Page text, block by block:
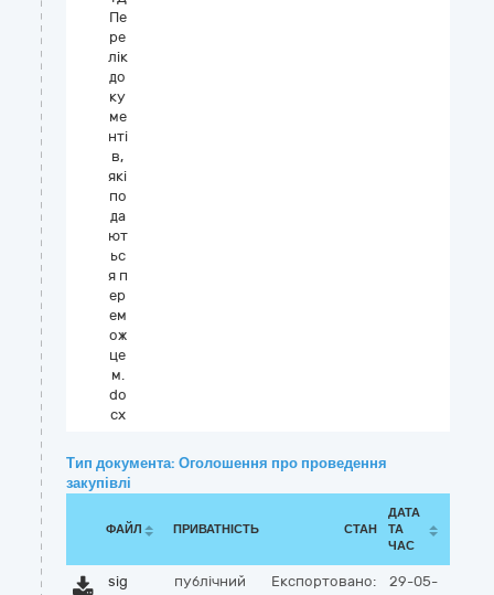
Пе
ре
лік
до
ку
ме
нті
в,
які
по
да
ют
ьс
я п
ер
ем
ож
це
м.
do
cx
Тип документа: Оголошення про проведення
закупівлі
ФАЙЛ ПРИВАТНІСТЬ СТАН
ДАТА
ТА
ЧАС
sig
публічний Експортовано:
29-05-